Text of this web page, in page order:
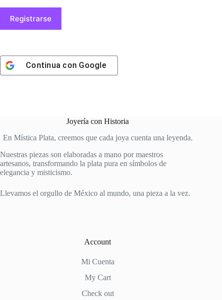
Registrarse
Continua con Google
Joyería con Historia
En Mística Plata, creemos que cada joya cuenta una leyenda.
Nuestras piezas son elaboradas a mano por maestros
artesanos, transformando la plata pura en símbolos de
elegancia y misticismo.
Llevamos el orgullo de México al mundo, una pieza a la vez.
Account
Mi Cuenta
My Cart
Check out